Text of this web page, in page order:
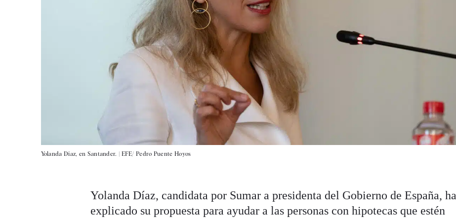
Yolanda Díaz, en Santander. | EFE/ Pedro Puente Hoyos
Yolanda Díaz, candidata por Sumar a presidenta del Gobierno de España, ha
explicado su propuesta para ayudar a las personas con hipotecas que estén